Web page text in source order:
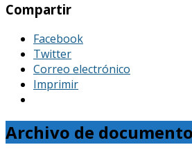
Compartir
Facebook
Twitter
Correo electrónico
Imprimir
Archivo de